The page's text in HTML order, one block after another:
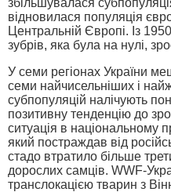
збільшувалася
відновилася популяція
Центральній Європі. Із
зубрів, яка була на нулі,
У семи регіонах України
семи найчисельніших і
субпопуляцій налічують
позитивну тенденцію до
ситуація в національному
який постраждав від
стадо втратило більше
дорослих самців. WWF-
транслокацією тварин з